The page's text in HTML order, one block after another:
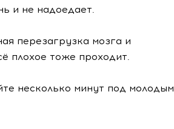
и не надоедает.
перезагрузка мозга и
плохое тоже проходит.
несколько минут под молодым